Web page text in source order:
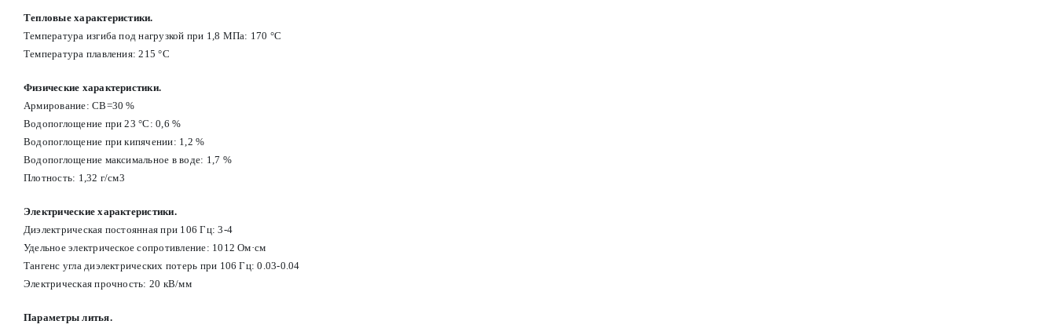
Тепловые характеристики.
Температура изгиба под нагрузкой при 1,8 МПа: 170 °С
Температура плавления: 215 °С
Физические характеристики.
Армирование: СВ=30 %
Водопоглощение при 23 °С: 0,6 %
Водопоглощение при кипячении: 1,2 %
Водопоглощение максимальное в воде: 1,7 %
Плотность: 1,32 г/см3
Электрические характеристики.
Диэлектрическая постоянная при 106 Гц: 3-4
Удельное электрическое сопротивление: 1012 Ом·см
Тангенс угла диэлектрических потерь при 106 Гц: 0.03-0.04
Электрическая прочность: 20 кВ/мм
Параметры литья.